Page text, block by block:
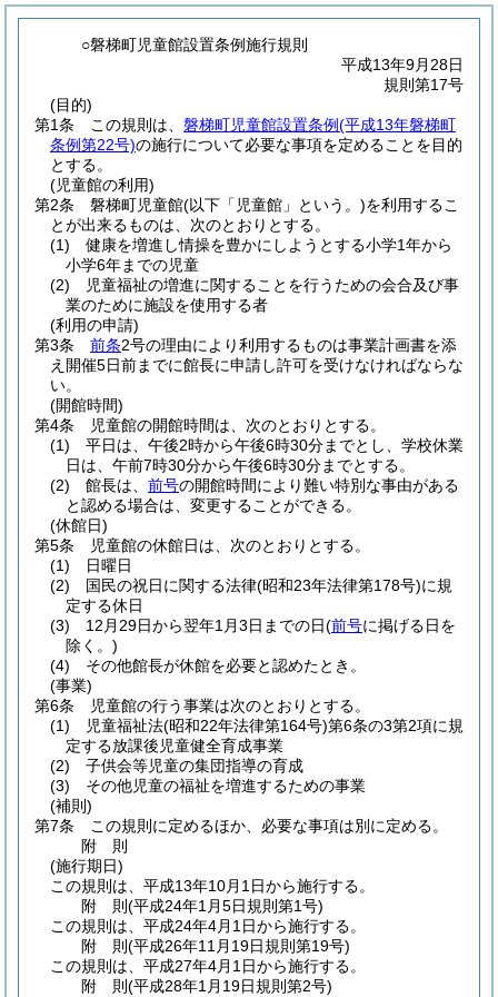
○磐梯町児童館設置条例施行規則
平成13年9月28日
規則第17号
(目的)
第1条
この規則は、 磐梯町児童館設置条例(平成13年磐梯町
条例第22号)の施行について必要な事項を定めることを目的
とする。
(児童館の利用)
第2条
磐梯町児童館(以下「児童館」という。)を利用するこ
とが出来るものは、次のとおりとする。
(1)
健康を増進し情操を豊かにしようとする小学1年から
小学6年までの児童
(2)
児童福祉の増進に関することを行うための会合及び事
業のために施設を使用する者
(利用の申請)
第3条
前条2号の理由により利用するものは事業計画書を添
え開催5日前までに館長に申請し許可を受けなければならな
い。
(開館時間)
第4条
児童館の開館時間は、次のとおりとする。
(1)
平日は、午後2時から午後6時30分までとし、学校休業
日は、午前7時30分から午後6時30分までとする。
(2)
館長は、 前号の開館時間により難い特別な事由がある
と認める場合は、変更することができる。
(休館日)
第5条
児童館の休館日は、次のとおりとする。
(1)
日曜日
(2)
国民の祝日に関する法律(昭和23年法律第178号)に規
定する休日
(3)
12月29日から翌年1月3日までの日(前号に掲げる日を
除く。)
(4)
その他館長が休館を必要と認めたとき。
(事業)
第6条
児童館の行う事業は次のとおりとする。
(1)
児童福祉法(昭和22年法律第164号)第6条の3第2項に規
定する放課後児童健全育成事業
(2)
子供会等児童の集団指導の育成
(3)
その他児童の福祉を増進するための事業
(補則)
第7条
この規則に定めるほか、必要な事項は別に定める。
附 則
(施行期日)
この規則は、平成13年10月1日から施行する。
附 則(平成24年1月5日規則第1号)
この規則は、平成24年4月1日から施行する。
附 則(平成26年11月19日規則第19号)
この規則は、平成27年4月1日から施行する。
附 則(平成28年1月19日規則第2号)